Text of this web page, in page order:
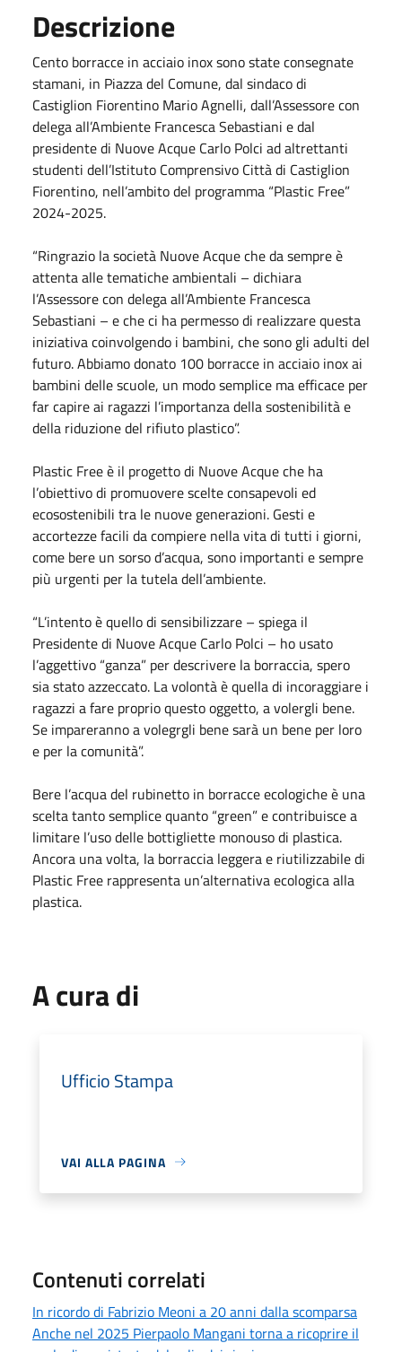
Descrizione
Cento borracce in acciaio inox sono state consegnate
stamani, in Piazza del Comune, dal sindaco di
Castiglion Fiorentino Mario Agnelli, dall’Assessore con
delega all’Ambiente Francesca Sebastiani e dal
presidente di Nuove Acque Carlo Polci ad altrettanti
studenti dell’Istituto Comprensivo Città di Castiglion
Fiorentino, nell’ambito del programma “Plastic Free”
2024-2025.
“Ringrazio la società Nuove Acque che da sempre è
attenta alle tematiche ambientali – dichiara
l’Assessore con delega all’Ambiente Francesca
Sebastiani – e che ci ha permesso di realizzare questa
iniziativa coinvolgendo i bambini, che sono gli adulti del
futuro. Abbiamo donato 100 borracce in acciaio inox ai
bambini delle scuole, un modo semplice ma efficace per
far capire ai ragazzi l’importanza della sostenibilità e
della riduzione del rifiuto plastico”.
Plastic Free è il progetto di Nuove Acque che ha
l’obiettivo di promuovere scelte consapevoli ed
ecosostenibili tra le nuove generazioni. Gesti e
accortezze facili da compiere nella vita di tutti i giorni,
come bere un sorso d’acqua, sono importanti e sempre
più urgenti per la tutela dell’ambiente.
“L’intento è quello di sensibilizzare – spiega il
Presidente di Nuove Acque Carlo Polci – ho usato
l’aggettivo “ganza” per descrivere la borraccia, spero
sia stato azzeccato. La volontà è quella di incoraggiare i
ragazzi a fare proprio questo oggetto, a volergli bene.
Se impareranno a volegrgli bene sarà un bene per loro
e per la comunità”.
Bere l’acqua del rubinetto in borracce ecologiche è una
scelta tanto semplice quanto “green” e contribuisce a
limitare l’uso delle bottigliette monouso di plastica.
Ancora una volta, la borraccia leggera e riutilizzabile di
Plastic Free rappresenta un’alternativa ecologica alla
plastica.
A cura di
Ufficio Stampa
VAI ALLA PAGINA
Contenuti correlati
In ricordo di Fabrizio Meoni a 20 anni dalla scomparsa
Anche nel 2025 Pierpaolo Mangani torna a ricoprire il